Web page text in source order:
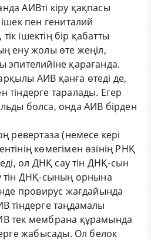
АИВті кіру қақпасы
пен гениталий
ішектің бір қабатты
ену жолы өте жеңіл,
эпителийіне қарағанда.
АИВ қанға өтеді де,
тіндерге таралады. Егер
болса, онда АИВ бірден
ревертаза (немесе кері
көмегімен өзінің РНҚ
ол ДНҚ сау тін ДНҚ-сын
тін ДНҚ-сының орнына
провирус жағдайында
тіндерге таңдамалы
тек мембрана құрамында
жабысады. Ол белок